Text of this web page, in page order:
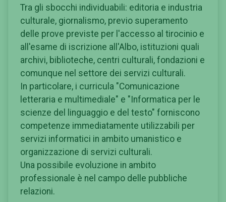
Tra gli sbocchi individuabili: editoria e industria
culturale, giornalismo, previo superamento
delle prove previste per l'accesso al tirocinio e
all'esame di iscrizione all'Albo, istituzioni quali
archivi, biblioteche, centri culturali, fondazioni e
comunque nel settore dei servizi culturali.
In particolare, i curricula "Comunicazione
letteraria e multimediale" e "Informatica per le
scienze del linguaggio e del testo" forniscono
competenze immediatamente utilizzabili per
servizi informatici in ambito umanistico e
organizzazione di servizi culturali.
Una possibile evoluzione in ambito
professionale è nel campo delle pubbliche
relazioni.